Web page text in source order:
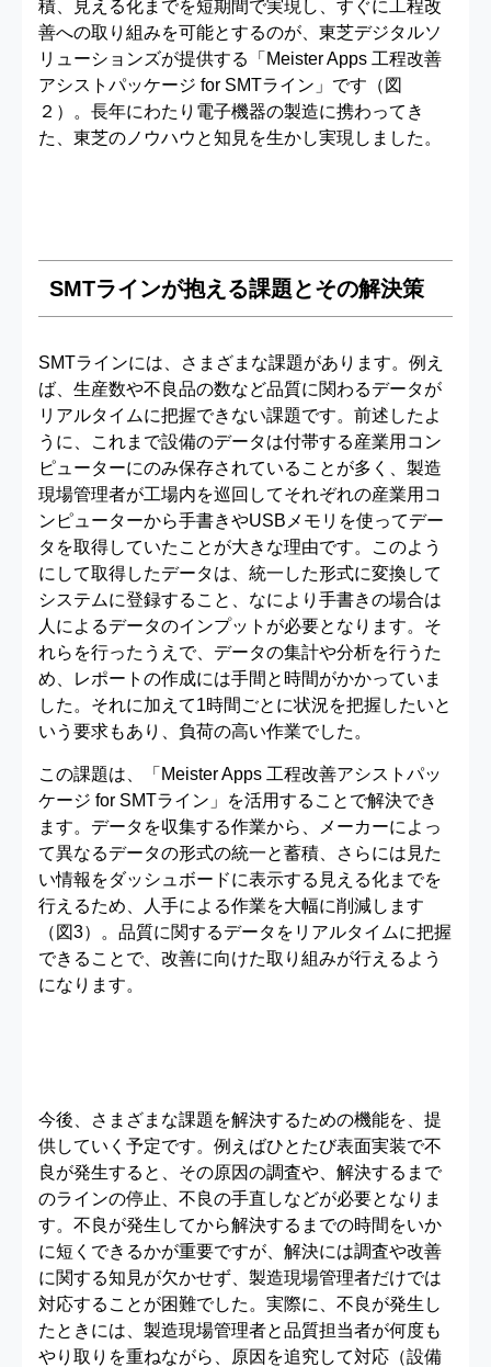
積、見える化までを短期間で実現し、すぐに工程改
善への取り組みを可能とするのが、東芝デジタルソ
リューションズが提供する「Meister Apps 工程改善
アシストパッケージ for SMTライン」です（図
２）。長年にわたり電子機器の製造に携わってき
た、東芝のノウハウと知見を生かし実現しました。
SMTラインが抱える課題とその解決策
SMTラインには、さまざまな課題があります。例え
ば、生産数や不良品の数など品質に関わるデータが
リアルタイムに把握できない課題です。前述したよ
うに、これまで設備のデータは付帯する産業用コン
ピューターにのみ保存されていることが多く、製造
現場管理者が工場内を巡回してそれぞれの産業用コ
ンピューターから手書きやUSBメモリを使ってデー
タを取得していたことが大きな理由です。このよう
にして取得したデータは、統一した形式に変換して
システムに登録すること、なにより手書きの場合は
人によるデータのインプットが必要となります。そ
れらを行ったうえで、データの集計や分析を行うた
め、レポートの作成には手間と時間がかかっていま
した。それに加えて1時間ごとに状況を把握したいと
いう要求もあり、負荷の高い作業でした。
この課題は、「Meister Apps 工程改善アシストパッ
ケージ for SMTライン」を活用することで解決でき
ます。データを収集する作業から、メーカーによっ
て異なるデータの形式の統一と蓄積、さらには見た
い情報をダッシュボードに表示する見える化までを
行えるため、人手による作業を大幅に削減します
（図3）。品質に関するデータをリアルタイムに把握
できることで、改善に向けた取り組みが行えるよう
になります。
今後、さまざまな課題を解決するための機能を、提
供していく予定です。例えばひとたび表面実装で不
良が発生すると、その原因の調査や、解決するまで
のラインの停止、不良の手直しなどが必要となりま
す。不良が発生してから解決するまでの時間をいか
に短くできるかが重要ですが、解決には調査や改善
に関する知見が欠かせず、製造現場管理者だけでは
対応することが困難でした。実際に、不良が発生し
たときには、製造現場管理者と品質担当者が何度も
やり取りを重ねながら、原因を追究して対応（設備